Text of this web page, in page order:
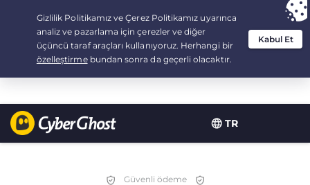
TR
Your choice: The Best Dealfor 3.3333333333333-years at $
/month
Güvenli ödeme